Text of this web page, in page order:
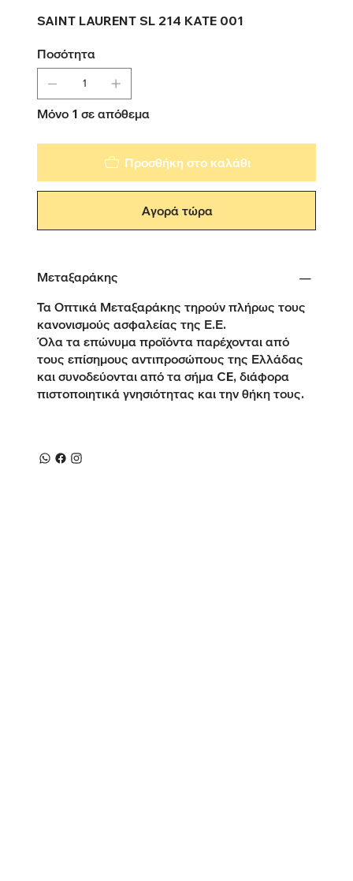
SAINT LAURENT SL 214 KATE 001
Ποσότητα
Μόνο 1 σε απόθεμα
Προσθήκη στο καλάθι
Αγορά τώρα
Μεταξαράκης
Τα Οπτικά Μεταξαράκης τηρούν πλήρως τους
κανονισμούς ασφαλείας της Ε.Ε.
Όλα τα επώνυμα προϊόντα παρέχονται από
τους επίσημους αντιπροσώπους της Ελλάδας
και συνοδεύονται από τα σήμα CE, διάφορα
πιστοποιητικά γνησιότητας και την θήκη τους.